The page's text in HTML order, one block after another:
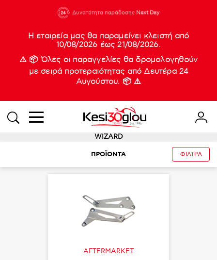
210 88 21
933
Δυνατότητα παράδοσης Next Day
Νέες
Η εταιρεία μας θα παραμείνει κλειστή από
10/08/2026 έως 21/08/2026.
⚠️ 📦 Όλες οι παραγγελίες θα δρομολογηθούν
με σειρά προτεραιότητας από Δευτέρα 24
Αυγούστου. 📦 ⚠️
WIZARD
ΠΡΟΪΟΝΤΑ ΦΙΛΤΡΑ
AFTERMARKET